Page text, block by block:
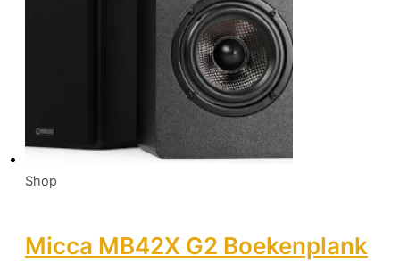
Shop
Micca MB42X G2 Boekenplank